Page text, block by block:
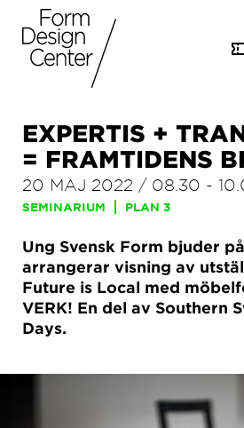
EXPERTIS +
= FRAMTIDENS
20 MAJ 2022 / 08.30 -
SEMINARIUM PLAN 3
Ung Svensk Form bjuder
arrangerar visning av
Future is Local med
VERK! En del av Southern
Days.